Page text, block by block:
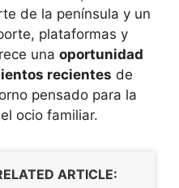
de la península y un
plataformas y
una oportunidad
recientes de
pensado para la
ocio familiar.
ARTICLE: